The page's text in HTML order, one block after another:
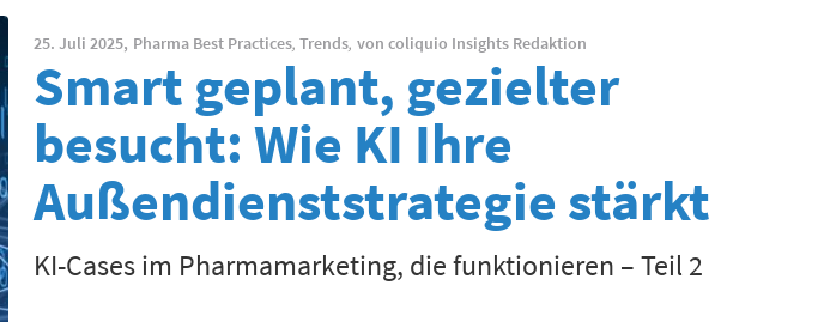
25. Juli 2025, Pharma Best Practices, Trends, von coliquio Insights Redaktion
Smart geplant, gezielter
besucht: Wie KI Ihre
Außendienststrategie stärkt
KI-Cases im Pharmamarketing, die funktionieren – Teil 2